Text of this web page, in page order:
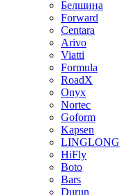
Белшина
Forward
Centara
Arivo
Viatti
Formula
RoadX
Onyx
Nortec
Goform
Kapsen
LINGLONG
HiFly
Boto
Bars
Durun